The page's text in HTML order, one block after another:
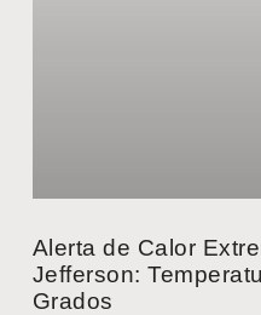
Alerta de Calor
Jefferson:
Grados